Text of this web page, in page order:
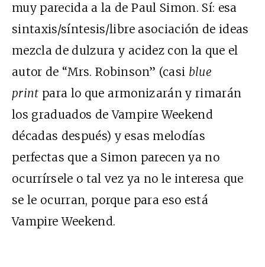
muy parecida a la de Paul Simon. Sí: esa
sintaxis/síntesis/libre asociación de ideas
mezcla de dulzura y acidez con la que el
autor de “Mrs. Robinson” (casi blue
print para lo que armonizarán y rimarán
los graduados de Vampire Weekend
décadas después) y esas melodías
perfectas que a Simon parecen ya no
ocurrírsele o tal vez ya no le interesa que
se le ocurran, porque para eso está
Vampire Weekend.